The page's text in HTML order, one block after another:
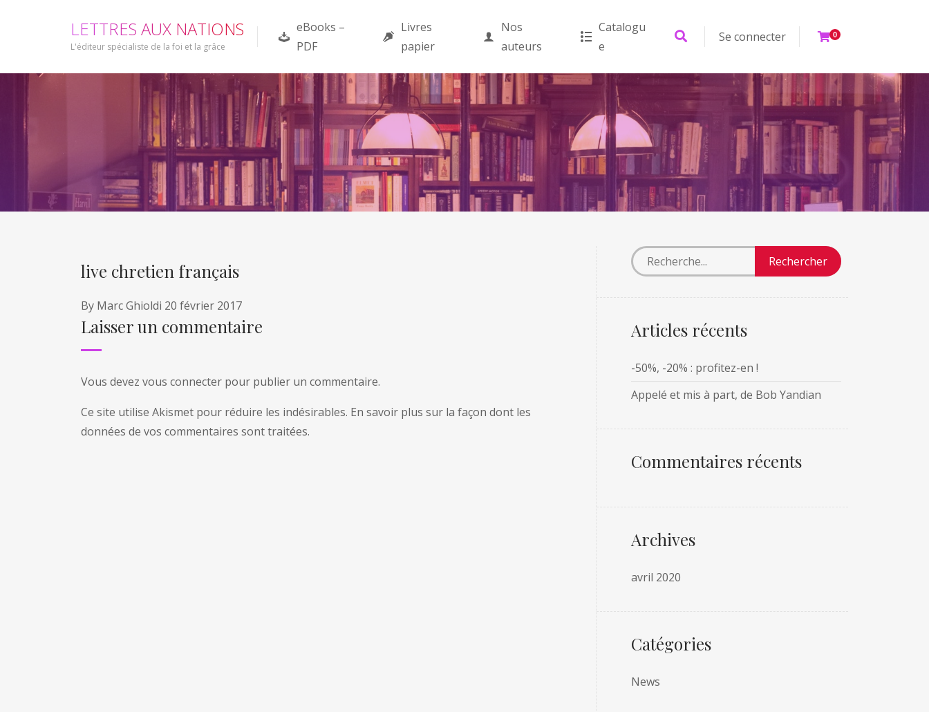
LETTRES AUX NATIONS
L'éditeur spécialiste de la foi et la grâce
eBooks –
PDF
Livres
papier
Nos
auteurs
Catalogu
e
Se connecter 0
live chretien français
By Marc Ghioldi 20 février 2017
Laisser un commentaire
Vous devez vous connecter pour publier un commentaire.
Ce site utilise Akismet pour réduire les indésirables. En savoir plus sur la façon dont les
données de vos commentaires sont traitées.
Articles récents
-50%, -20% : profitez-en !
Appelé et mis à part, de Bob Yandian
Commentaires récents
Archives
avril 2020
Catégories
News